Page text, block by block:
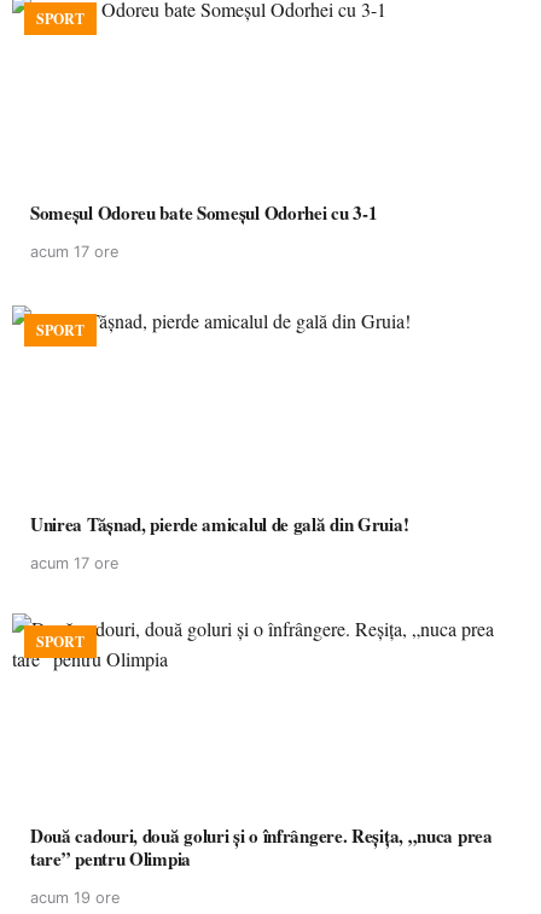
SPORT
Someșul Odoreu bate Someșul Odorhei cu 3-1
acum 17 ore
SPORT
Unirea Tășnad, pierde amicalul de gală din Gruia!
acum 17 ore
SPORT
Două cadouri, două goluri și o înfrângere. Reșița, „nuca prea
tare” pentru Olimpia
acum 19 ore